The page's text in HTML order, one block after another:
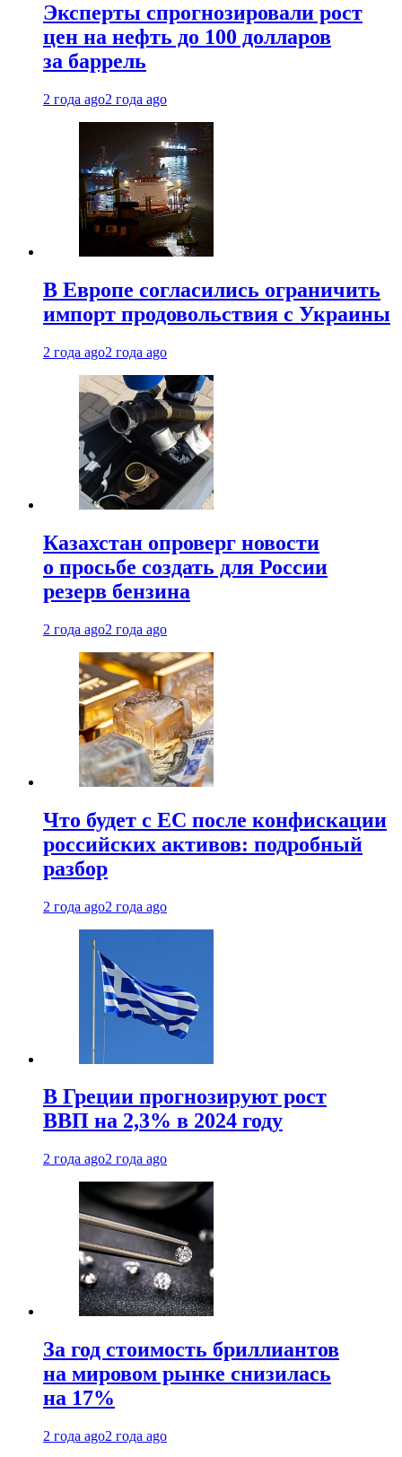
Эксперты спрогнозировали рост
цен на нефть до 100 долларов
за баррель
2 года ago2 года ago
В Европе согласились ограничить
импорт продовольствия с Украины
2 года ago2 года ago
Казахстан опроверг новости
о просьбе создать для России
резерв бензина
2 года ago2 года ago
Что будет с ЕС после конфискации
российских активов: подробный
разбор
2 года ago2 года ago
В Греции прогнозируют рост
ВВП на 2,3% в 2024 году
2 года ago2 года ago
За год стоимость бриллиантов
на мировом рынке снизилась
на 17%
2 года ago2 года ago